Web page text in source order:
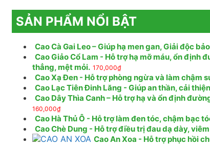
SẢN PHẨM NỔI BẬT
Cao Cà Gai Leo – Giúp hạ men gan, Giải độc
Cao Giảo Cổ Lam - Hỗ trợ hạ mỡ máu, ổn định
thẳng, mệt mỏi. 170,000₫
Cao Xạ Đen - Hỗ trợ phòng ngừa và làm chậm
Cao Lạc Tiên Đinh Lăng - Giúp an thần, cải
Cao Dây Thìa Canh – Hỗ trợ hạ và ổn định
160,000₫
Cao Hà Thủ Ô - Hỗ trợ làm đen tóc, chậm bạc
Cao Chè Dung - Hỗ trợ điều trị đau dạ dày,
Cao An Xoa - Hỗ trợ phục hồi